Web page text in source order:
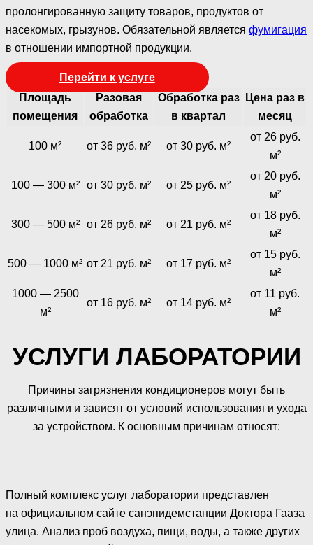
пролонгированную защиту товаров, продуктов от
насекомых, грызунов. Обязательной является фумигация
в отношении импортной продукции.
Перейти к услуге
Площадь
помещения
Разовая
обработка
Обработка раз
в квартал
Цена раз в
месяц
100 м² от 36 руб. м² от 30 руб. м²
от 26 руб.
м²
100 — 300 м² от 30 руб. м² от 25 руб. м²
от 20 руб.
м²
300 — 500 м² от 26 руб. м² от 21 руб. м²
от 18 руб.
м²
500 — 1000 м² от 21 руб. м² от 17 руб. м²
от 15 руб.
м²
1000 — 2500
м²
от 16 руб. м² от 14 руб. м²
от 11 руб.
м²
УСЛУГИ ЛАБОРАТОРИИ
Причины загрязнения кондиционеров могут быть
различными и зависят от условий использования и ухода
за устройством. К основным причинам относят:
Полный комплекс услуг лаборатории представлен
на официальном сайте санэпидемстанции Доктора Гааза
улица. Анализ проб воздуха, пищи, воды, а также других